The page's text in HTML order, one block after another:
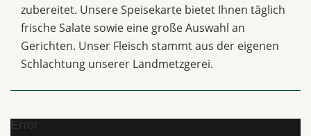
zubereitet. Unsere Speisekarte bietet Ihnen täglich
frische Salate sowie eine große Auswahl an
Gerichten. Unser Fleisch stammt aus der eigenen
Schlachtung unserer Landmetzgerei.
Error